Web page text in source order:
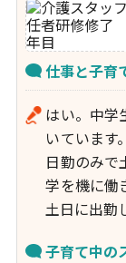
仕事と子育
はい。中学
いています
日勤のみで
学を機に働
土日に出勤
子育て中の